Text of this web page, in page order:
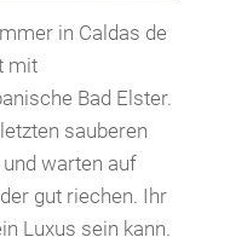
in Caldas de
mit
Bad Elster.
sauberen
warten auf
gut riechen. Ihr
Luxus sein kann.